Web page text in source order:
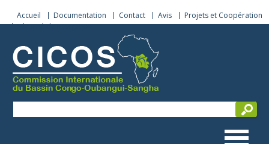
Accueil Documentation Contact Avis
Projets et Coopération
Sécurité de navigation